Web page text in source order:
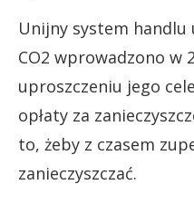
Unijny system
CO2 wprowadzono w
uproszczeniu jego
opłaty za
to, żeby z czasem
zanieczyszczać.